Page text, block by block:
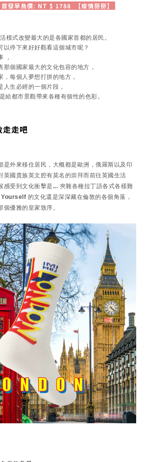
首發早鳥價: NT $ 1788 【疫情掰掰】
模式改變最大的是各國家首都的居民。
以停下來好好觀看這個城市呢？
，
那個國家最大的文化包容的地方，
每個人夢想打拼的地方，
人生必經的一個片段，
給都市景觀帶來各種有個性的色彩。
走走吧
是外來移住居民，大概都是歐洲，俄羅斯以及印
英國貴族英文腔有莫名的崇拜而前往英國生活
感受到文化衝擊是... 夾雜各種拉丁語各式各樣難
的文化還是深深藏在倫敦的各個角落，
優雅的皇家致序。